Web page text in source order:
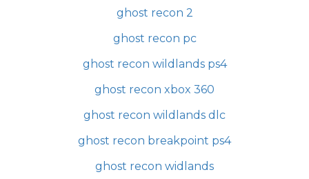
ghost recon 2
ghost recon pc
ghost recon wildlands ps4
ghost recon xbox 360
ghost recon wildlands dlc
ghost recon breakpoint ps4
ghost recon widlands